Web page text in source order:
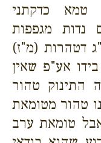
טמא כדקתני
מגפפות
דטהרות (מ"ז)
אע"פ שאין
התינוק טהור
טהור מטומאת
טומאת ערב